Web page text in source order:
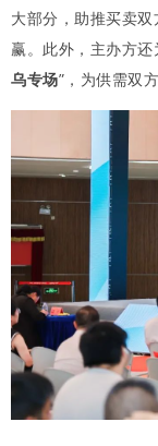
大部分，助推买卖
赢。此外，主办方
乌专场”，为供需双